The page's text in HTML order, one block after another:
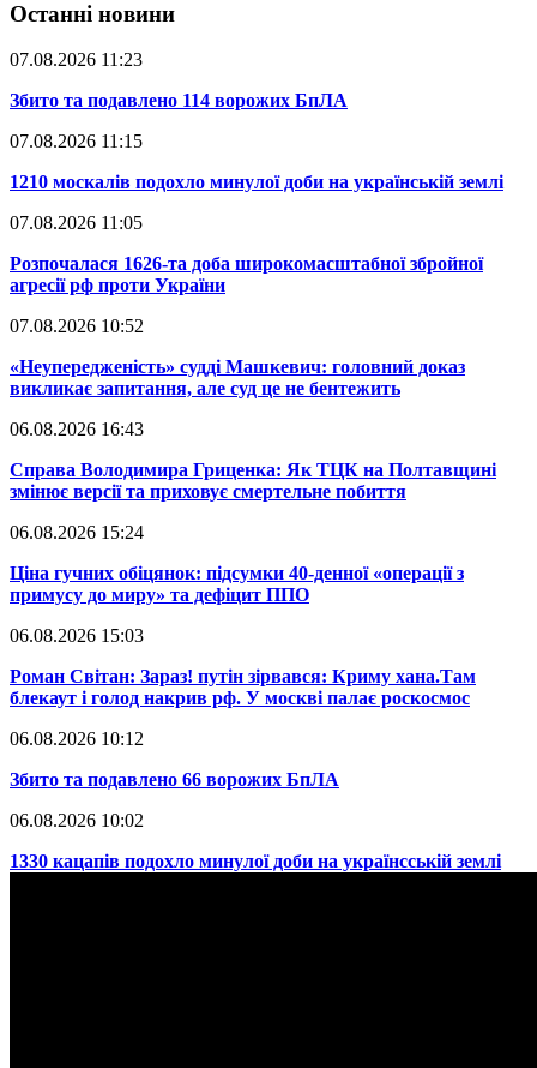
Останні новини
07.08.2026 11:23
​Збито та подавлено 114 ворожих БпЛА
07.08.2026 11:15
​1210 москалів подохло минулої доби на українській землі
07.08.2026 11:05
​Розпочалася 1626-та доба широкомасштабної збройної
агресії рф проти України
07.08.2026 10:52
​«Неупередженість» судді Машкевич: головний доказ
викликає запитання, але суд це не бентежить
06.08.2026 16:43
​Справа Володимира Гриценка: Як ТЦК на Полтавщині
змінює версії та приховує смертельне побиття
06.08.2026 15:24
​Ціна гучних обіцянок: підсумки 40-денної «операції з
примусу до миру» та дефіцит ППО
06.08.2026 15:03
​Роман Світан: Зараз! путін зірвався: Криму хана.Там
блекаут і голод накрив рф. У москві палає роскосмос
06.08.2026 10:12
​Збито та подавлено 66 ворожих БпЛА
06.08.2026 10:02
​1330 кацапів подохло минулої доби на українсській землі